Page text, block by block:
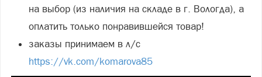
на выбор (из наличия на складе в г. Вологда), а
оплатить только понравившейся товар!
заказы принимаем в л/с
https://vk.com/komarova85